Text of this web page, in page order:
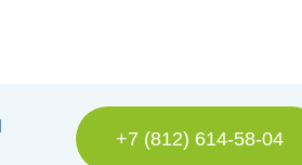
+7 (812) 614-58-04